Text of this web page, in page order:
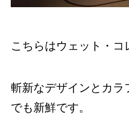
こちらはウェット・コ
斬新なデザインとカラ
でも新鮮です。